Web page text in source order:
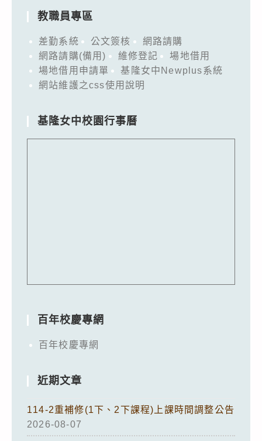
教職員專區
差勤系統 公文簽核
網路請購
網路請購(備用)
維修登記
場地借用
場地借用申請單
基隆女中Newplus系統
網站維護之css使用說明
基隆女中校園行事曆
百年校慶專網
百年校慶專網
近期文章
114-2重補修(1下、2下課程)上課時間調整公告
2026-08-07